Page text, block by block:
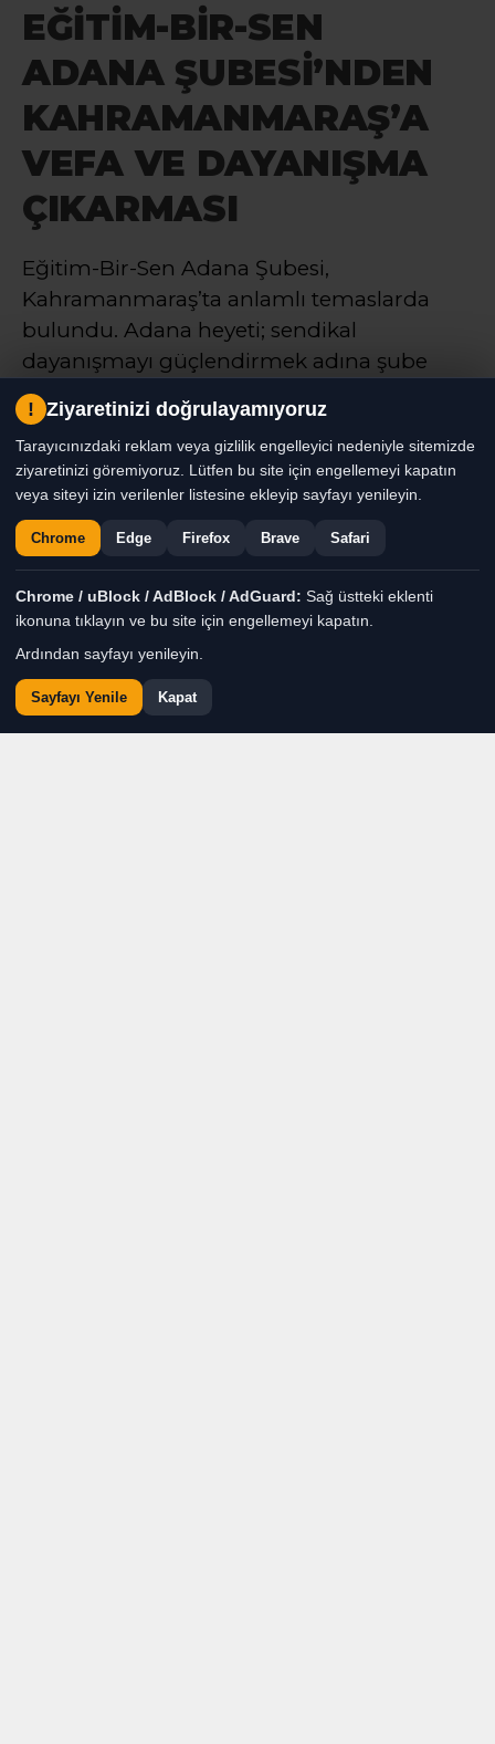
EĞİTİM-BİR-SEN
ADANA ŞUBESİ’NDEN
KAHRAMANMARAŞ’A
VEFA VE DAYANIŞMA
ÇIKARMASI
Eğitim-Bir-Sen Adana Şubesi,
Kahramanmaraş’ta anlamlı temaslarda
bulundu. Adana heyeti; sendikal
dayanışmayı güçlendirmek adına şube
ziyaretinde bulundu, geçen yıl yürekleri
yakan okul saldırısında yitirilen 10 canı
dualarla andı ve Adana’nın önceki İl Millî
Eğitim Müdürü olan Kahramanmaraş İl
Milli Eğitim Müdürü Turan Akpınar’ı
makamında ziyaret ederek vefasını
gösterdi._
Remzi Yıldırım
Giriş: 03-08-2026 14:03
Güncelleme: 03-08-2026 14:04
! Ziyaretinizi doğrulayamıyoruz
Tarayıcınızdaki reklam veya gizlilik engelleyici nedeniyle sitemizde
ziyaretinizi göremiyoruz. Lütfen bu site için engellemeyi kapatın
veya siteyi izin verilenler listesine ekleyip sayfayı yenileyin.
Chrome Edge Firefox Brave Safari
Chrome / uBlock / AdBlock / AdGuard: Sağ üstteki eklenti
ikonuna tıklayın ve bu site için engellemeyi kapatın.
Ardından sayfayı yenileyin.
Sayfayı Yenile Kapat